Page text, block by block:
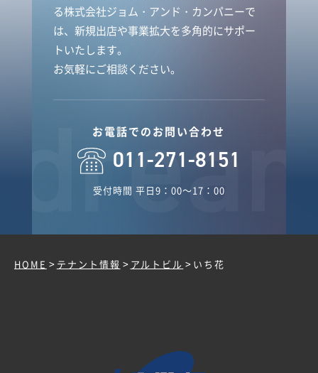
る株式会社ジョム・アンド・カンパニーで
は、新規出店や事業拡大を多角的にサポー
トいたします。
お気軽にご相談ください。
お電話でのお問い合わせ
011-271-8151
受付時間 平日9：00～17：00
HOME > テナント情報 > アルトビル > いち花